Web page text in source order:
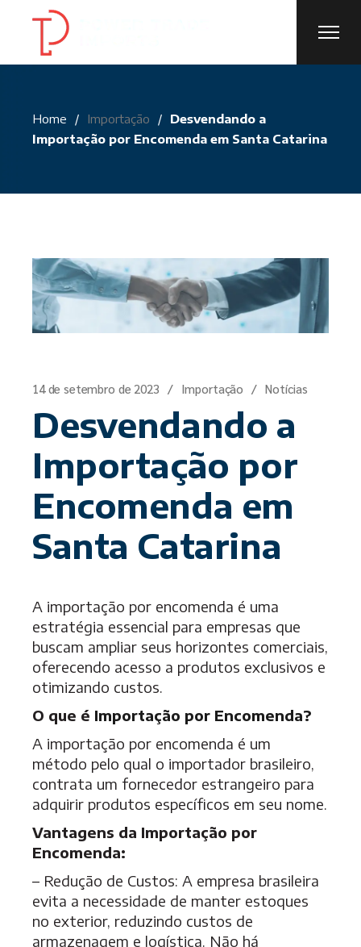
content
Home Importação
Desvendando a
Importação por Encomenda em Santa Catarina
14 de setembro de 2023 Importação Notícias
Desvendando a
Importação por
Encomenda em
Santa Catarina
A importação por encomenda é uma
estratégia essencial para empresas que
buscam ampliar seus horizontes comerciais,
oferecendo acesso a produtos exclusivos e
otimizando custos.
O que é Importação por Encomenda?
A importação por encomenda é um
método pelo qual o importador brasileiro,
contrata um fornecedor estrangeiro para
adquirir produtos específicos em seu nome.
Vantagens da Importação por
Encomenda:
– Redução de Custos: A empresa brasileira
evita a necessidade de manter estoques
no exterior, reduzindo custos de
armazenagem e logística. Não há